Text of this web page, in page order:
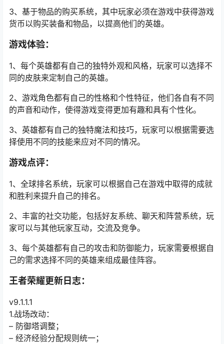
3、基于物品的购买系统，其中玩家必须在游戏中获得游戏
货币以购买装备和物品，以提高他们的英雄。
游戏体验：
1、每个英雄都有自己的独特外观和风格，玩家可以选择不
同的皮肤来定制自己的英雄。
2、游戏角色都有自己的性格和个性特征，他们各自有不同
的声音和动作，使得游戏变得更加有趣和具有个性化。
3、英雄都有自己的独特魔法和技巧，玩家可以根据需要选
择使用不同的技能来应对不同的情况。
游戏点评：
1、全球排名系统，玩家可以根据自己在游戏中取得的成就
和胜利来提升自己的排名。
2、丰富的社交功能，包括好友系统、聊天和阵营系统，玩
家可以与其他玩家互动，交流及竞争。
3、每个英雄都有自己的攻击和防御能力，玩家需要根据自
己的需求选择不同的英雄来组成最佳阵容。
王者荣耀更新日志：
v9.1.1.1
1.战场改动：
– 防御塔调整；
– 经济经验分配规则统一；